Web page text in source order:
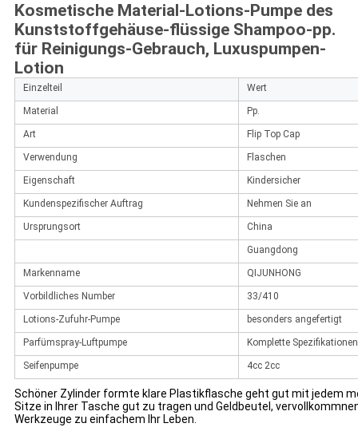
Kosmetische Material-Lotions-Pumpe des
Kunststoffgehäuse-flüssige Shampoo-pp.
für Reinigungs-Gebrauch, Luxuspumpen-
Lotion
Einzelteil Wert
Material Pp.
Art Flip Top Cap
Verwendung Flaschen
Eigenschaft Kindersicher
Kundenspezifischer Auftrag Nehmen Sie an
Ursprungsort China
Guangdong
Markenname QIJUNHONG
Vorbildliches Number 33/410
Lotions-Zufuhr-Pumpe besonders angefertigt
Parfümspray-Luftpumpe Komplette Spezifikationen
Seifenpumpe 4cc 2cc
Schöner Zylinder formte klare Plastikflasche geht gut mit jedem
Sitze in Ihrer Tasche gut zu tragen und Geldbeutel,
Werkzeuge zu einfachem Ihr Leben.